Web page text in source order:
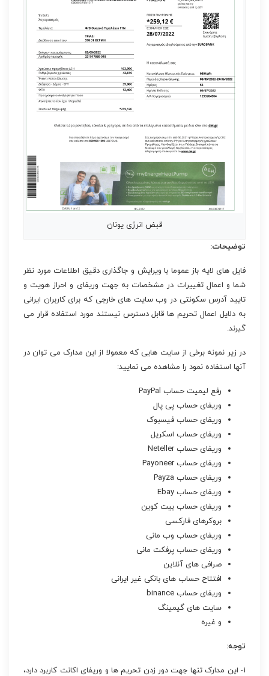
قبض انرژی یونان
توضیحات:
فایل های لایه باز عموما با ویرایش و جاگذاری دقیق اطلاعات مورد نظر
شما و اعمال تغییرات در مشخصات به جهت وریفای و احراز هویت و
تایید آدرس سکونتی در وب سایت های خارجی که برای کاربران ایرانی
به دلایل اعمال تحریم ها قابل دسترس نیستند مورد استفاده قرار می
گیرند.
در زیر نمونه برخی از سایت هایی که معمولا از این مدارک می توان در
آنها استفاده نمود را مشاهده می نمایید:
رفع لیمیت حساب PayPal
وریفای حساب پی پال
وریفای حساب فیسبوک
وریفای حساب اسکریل
وریفای حساب Neteller
وریفای حساب Payoneer
وریفای حساب Payza
وریفای حساب Ebay
وریفای حساب بیت کوین
بروکرهای فارکسی
وریفای حساب وب مانی
وریفای حساب پرفکت مانی
صرافی های آنلاین
افتتاح حساب های بانکی غیر ایرانی
وریفای حساب binance
سایت های گیمینگ
و غیره
توجه:
۱- این مدارک تنها جهت دور زدن تحریم ها و وریفای اکانت کاربرد دارد،